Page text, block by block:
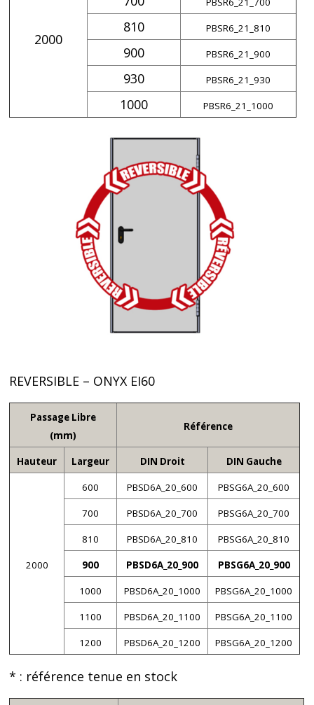
2000
810 PBSR6_21_810
900 PBSR6_21_900
930 PBSR6_21_930
1000 PBSR6_21_1000
REVERSIBLE – ONYX EI60
Passage Libre
(mm)
Référence
Hauteur Largeur DIN Droit DIN Gauche
2000
600 PBSD6A_20_600 PBSG6A_20_600
700 PBSD6A_20_700 PBSG6A_20_700
810 PBSD6A_20_810 PBSG6A_20_810
900 PBSD6A_20_900 PBSG6A_20_900
1000 PBSD6A_20_1000 PBSG6A_20_1000
1100 PBSD6A_20_1100 PBSG6A_20_1100
1200 PBSD6A_20_1200 PBSG6A_20_1200
* : référence tenue en stock